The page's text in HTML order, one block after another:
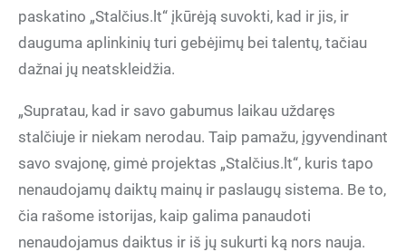
paskatino „Stalčius.lt“ įkūrėją suvokti, kad ir jis, ir
dauguma aplinkinių turi gebėjimų bei talentų, tačiau
dažnai jų neatskleidžia.
„Supratau, kad ir savo gabumus laikau uždaręs
stalčiuje ir niekam nerodau. Taip pamažu, įgyvendinant
savo svajonę, gimė projektas „Stalčius.lt“, kuris tapo
nenaudojamų daiktų mainų ir paslaugų sistema. Be to,
čia rašome istorijas, kaip galima panaudoti
nenaudojamus daiktus ir iš jų sukurti ką nors nauja.